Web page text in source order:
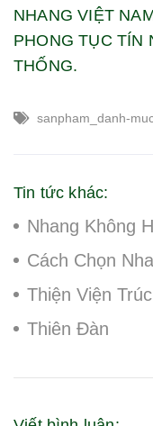
NHANG VIỆT
PHONG TỤC TÍN
THỐNG.
sanpham_danh-
Tin tức khác:
Nhang Không
Cách Chọn
Thiện Viện
Thiên Đàn